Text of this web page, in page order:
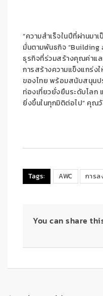
“ความสำเร็จในปีที่ผ่านมา
มั่นตามพันธกิจ “Building
ธุรกิจที่ร่วมสร้างคุณค่าแ
การสร้างความแข็งแกร่
ของไทย พร้อมสนับสนุนป
ท่องเที่ยวยั่งยืนระดับโล
ยิ่งขึ้นในทุกมิติต่อไป” คุณ
Tags: AWC การล
You can share